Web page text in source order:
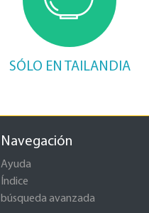
SÓLO EN TAILANDIA
Navegación
Ayuda
Índice
búsqueda avanzada